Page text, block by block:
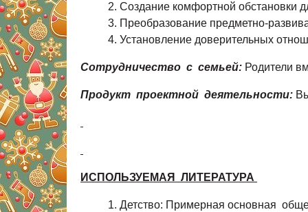
Создание комфортной обстановки
Преобразование предметно-
Установление доверительных
Сотрудничество с семьей: Родители
Продукт проектной деятельности:
ИСПОЛЬЗУЕМАЯ ЛИТЕРАТУРА
Детство: Примерная основная